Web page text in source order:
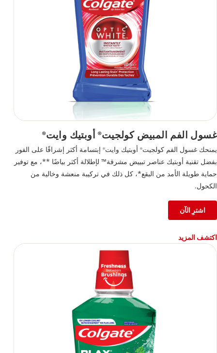
غسول الفم المبيض كولجيت®أوبتيك وايت®
يمنحك غسول الفم كولجيت® أوبتيك وايت® إبتسامة أكثر إشراقًا على الفور
بفضل تقنية أوبتيك عناصر تبييض مشرقة™ لإطلالة أكثر بياضًا **، مع توفير
حماية طويلة الأمد من البقع*، كل ذلك في تركيبة منعشة وخالية من
الكحول.
اشترِ الآن
اكتشف المزيد